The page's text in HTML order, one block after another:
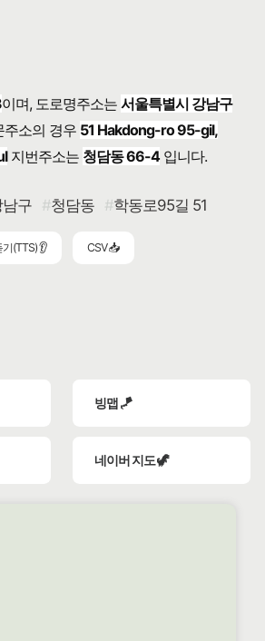
이며, 도로명주소는서울특별시 강남구
주소의 경우 51 Hakdong-ro 95-gil,
지번주소는 청담동 66-4입니다.
구 청담동 학동로95길 51
기(TTS) 👂 CSV 📥
빙맵 🪁
네이버 지도 🦖